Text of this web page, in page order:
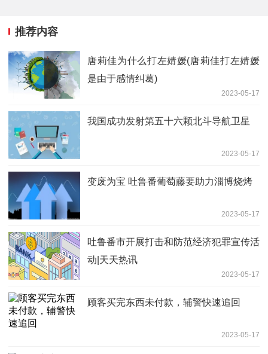
推荐内容
唐莉佳为什么打左婧媛(唐莉佳打左婧媛
是由于感情纠葛)
2023-05-17
我国成功发射第五十六颗北斗导航卫星
2023-05-17
变废为宝 吐鲁番葡萄藤要助力淄博烧烤
2023-05-17
吐鲁番市开展打击和防范经济犯罪宣传活
动|天天热讯
2023-05-17
顾客买完东西未付款，辅警快速追回
2023-05-17